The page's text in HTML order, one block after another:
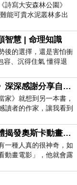
詩寫大安森林公園》
能可貴水泥叢林多出
智慧 | 命理知識
後的選擇，還是害怕衝
、沉得住氣 懂得退
好書推薦《女大當家》深深感謝分享自己想法震撼讀者的作家，讓我看到不同樣貌的家庭！
家》就想到另一本書，
讀者的作家，讓我看到
【電影圈八卦】：媒體揭發奧斯卡動畫項目投票醜聞！好萊塢為什麼看不起動畫電影？
一種人真的很神奇，如
動畫電影」，他就會露
你是不是陪小